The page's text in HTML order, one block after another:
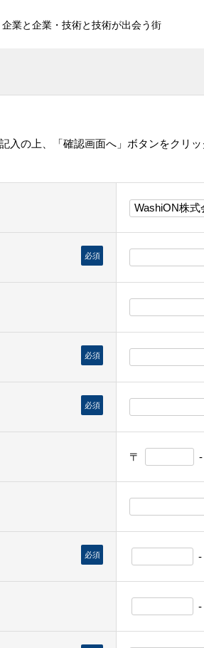
企業と企業・技術と技術が出会う街
入の上、「確認画面へ」ボタンをクリッ
必須
必須
必須
〒 -
必須 -
-